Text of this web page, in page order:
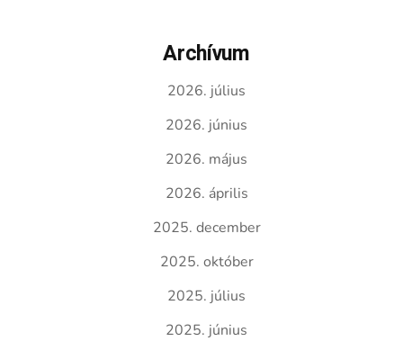
Archívum
2026. július
2026. június
2026. május
2026. április
2025. december
2025. október
2025. július
2025. június